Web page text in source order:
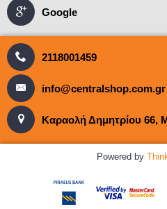
Google
2118001459
info@centralshop.com.gr
Καραολή Δημητρίου 66,
Powered by